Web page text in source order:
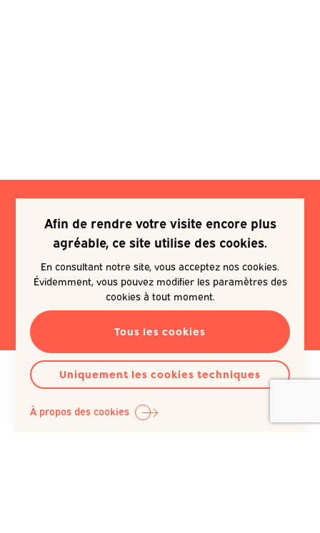
Je souhaite m'inscrire à une
newsletter
EN SAVOIR PLUS
Afin de rendre votre visite encore plus
agréable, ce site utilise des cookies.
En consultant notre site, vous acceptez nos cookies.
Évidemment, vous pouvez modifier les paramètres des
cookies à tout moment.
Tous les cookies
Uniquement les cookies techniques
À propos des cookies